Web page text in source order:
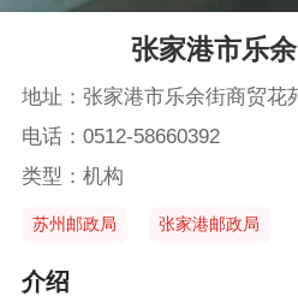
张家港市乐
地址：张家港市乐余街商贸花
电话：0512-58660392
类型：机构
苏州邮政局 张家港邮政局
介绍